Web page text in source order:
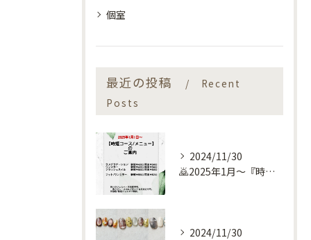
個室
最近の投稿
Recent
Posts
2024/11/30
🙇2025年1月～『時短コース』のお知らせ🙇
2024/11/30